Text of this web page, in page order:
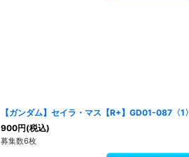
【ガンダム】セイラ・マス【R+】GD01-087〈1〉
900円(税込)
募集数6枚